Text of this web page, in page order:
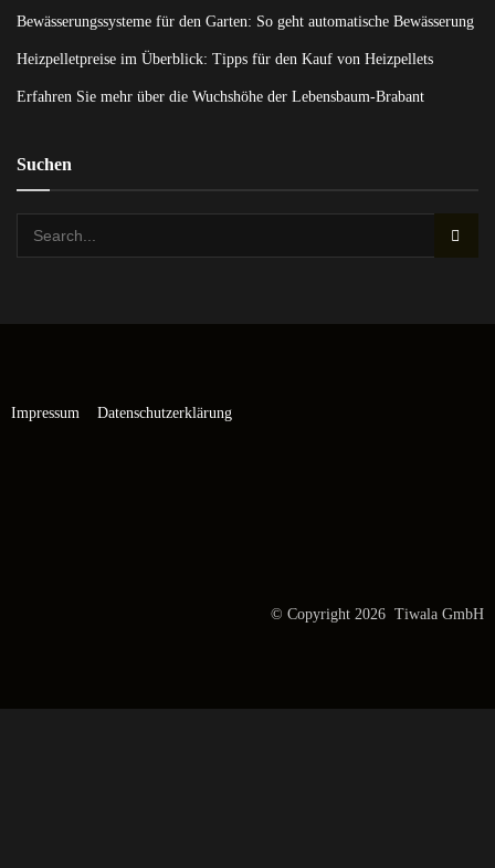
Bewässerungssysteme für den Garten: So geht automatische Bewässerung
Heizpelletpreise im Überblick: Tipps für den Kauf von Heizpellets
Erfahren Sie mehr über die Wuchshöhe der Lebensbaum-Brabant
Suchen
Impressum Datenschutzerklärung
© Copyright 2026 Tiwala GmbH